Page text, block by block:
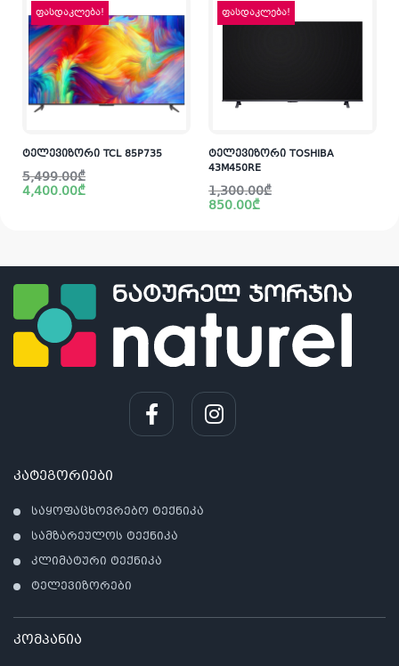
ფასდაკლება!
ტელევიზორი TCL 85P735
5,499.00₾
Original
price
was:
4,400.00₾
Current
price
is:
ფასდაკლება!
ტელევიზორი TOSHIBA
43M450RE
1,300.00₾
Original
price
was:
850.00₾
Current
price
is:
კატეგორიები
საყოფაცხოვრებო ტექნიკა
სამზარეულოს ტექნიკა
კლიმატური ტექნიკა
ტელევიზორები
კომპანია